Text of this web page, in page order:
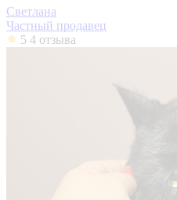
Светлана
Частный продавец
5 4 отзыва